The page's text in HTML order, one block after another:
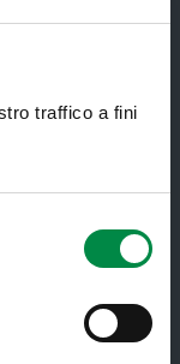
traffico a fini